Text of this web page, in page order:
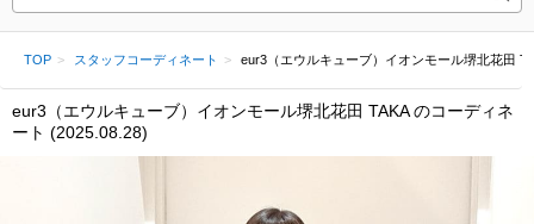
TOP スタッフコーディネート eur3（エウルキューブ）イオンモール堺北花田
eur3（エウルキューブ）イオンモール堺北花田 TAKA のコーディネ
ート (2025.08.28)